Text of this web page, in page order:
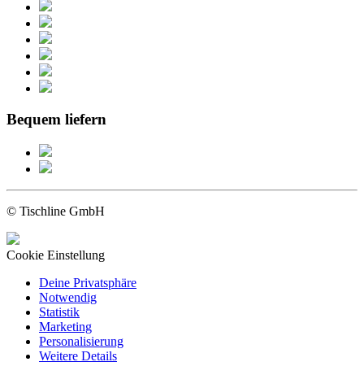
Bequem liefern
© Tischline GmbH
Cookie Einstellung
Deine Privatsphäre
Notwendig
Statistik
Marketing
Personalisierung
Weitere Details